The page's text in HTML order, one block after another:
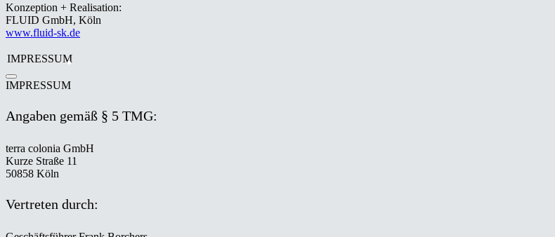
Konzeption + Realisation:
FLUID GmbH, Köln
www.fluid-sk.de
IMPRESSUM
IMPRESSUM
Angaben gemäß § 5 TMG:
terra colonia GmbH
Kurze Straße 11
50858 Köln
Vertreten durch: